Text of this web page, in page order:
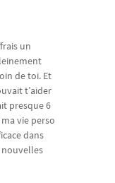
un
de toi. Et
t’aider
presque 6
vie perso
dans